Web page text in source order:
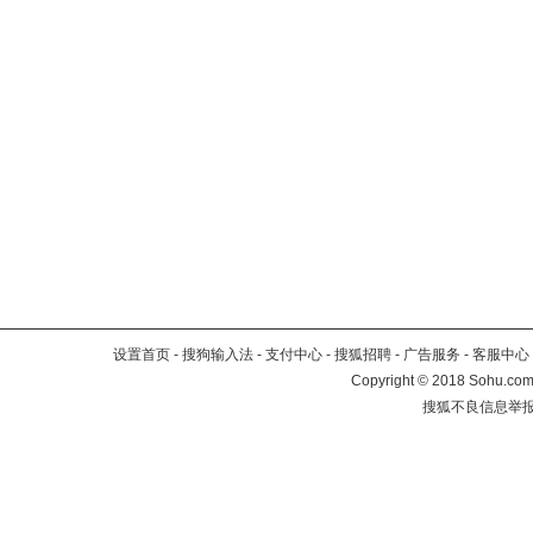
设置首页 - 搜狗输入法 - 支付中心 - 搜狐招聘 - 广告服务 - 客服中心
Copyright©2018
搜狐不良信息举